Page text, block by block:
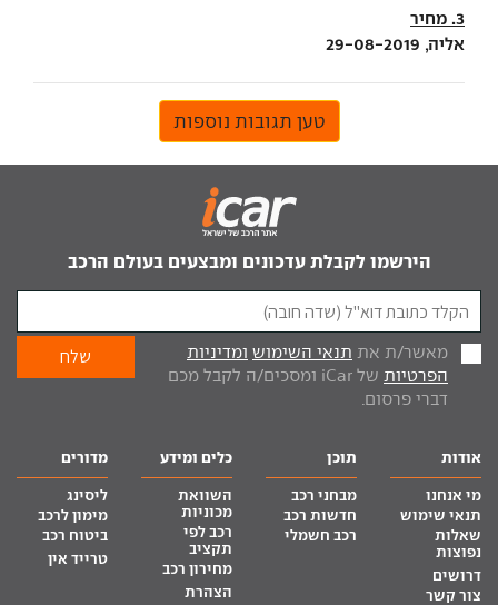
3. מחיר
אליה, 29-08-2019
טען תגובות נוספות
הירשמו לקבלת עדכונים ומבצעים בעולם הרכב
מאשר/ת את תנאי השימוש ומדיניות
הפרטיות
של iCar ומסכים/ה לקבל מכם
דברי פרסום.
אודות
מי אנחנו
תנאי שימוש
שאלות
נפוצות
דרושים
צור קשר
תוכן
מבחני רכב
חדשות רכב
רכב חשמלי
כלים ומידע
השוואת
מכוניות
רכב לפי
תקציב
מחירון רכב
הצהרת
מדורים
ליסינג
מימון לרכב
ביטוח רכב
טרייד אין